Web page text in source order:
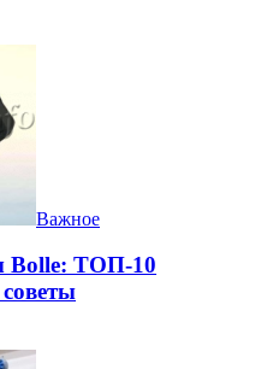
Важное
Bolle: ТОП-10